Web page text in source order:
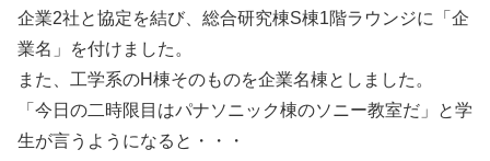
企業2社と協定を結び、総合研究棟S棟1階ラウンジに「企
業名」を付けました。
また、工学系のH棟そのものを企業名棟としました。
「今日の二時限目はパナソニック棟のソニー教室だ」と学
生が言うようになると・・・